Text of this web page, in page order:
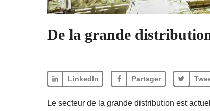
De la grande
LinkedIn Partager
Le secteur de la grande distribution est